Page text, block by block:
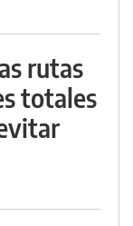
rutas
totales